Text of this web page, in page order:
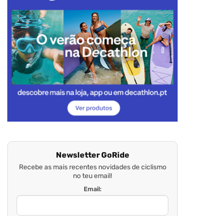
Newsletter GoRide
Recebe as mais recentes novidades de ciclismo
no teu email!
Email: